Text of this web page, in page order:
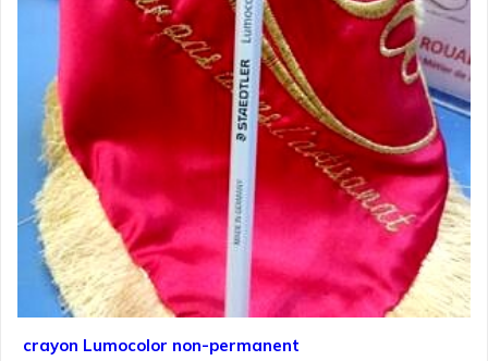
crayon Lumocolor non-permanent